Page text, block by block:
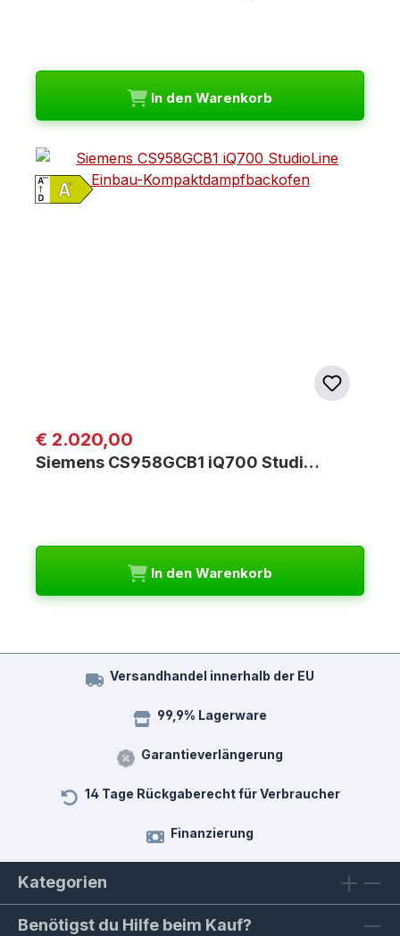
In den Warenkorb
Regulärer Preis:
€ 2.020,00
Siemens CS958GCB1 iQ700 Studi…
In den Warenkorb
Versandhandel innerhalb der EU
99,9% Lagerware
Garantieverlängerung
14 Tage Rückgaberecht für Verbraucher
Finanzierung
Kategorien
Benötigst du Hilfe beim Kauf?